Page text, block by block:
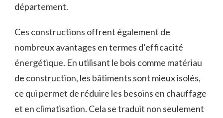
département.
Ces constructions offrent également de
⁤nombreux avantages en termes d’efficacité
énergétique. ⁣En utilisant ‌le bois comme matériau
de construction, les bâtiments sont⁤ mieux isolés,
ce qui permet de réduire ⁤les besoins en chauffage⁣
et‌ en climatisation. Cela se traduit non seulement